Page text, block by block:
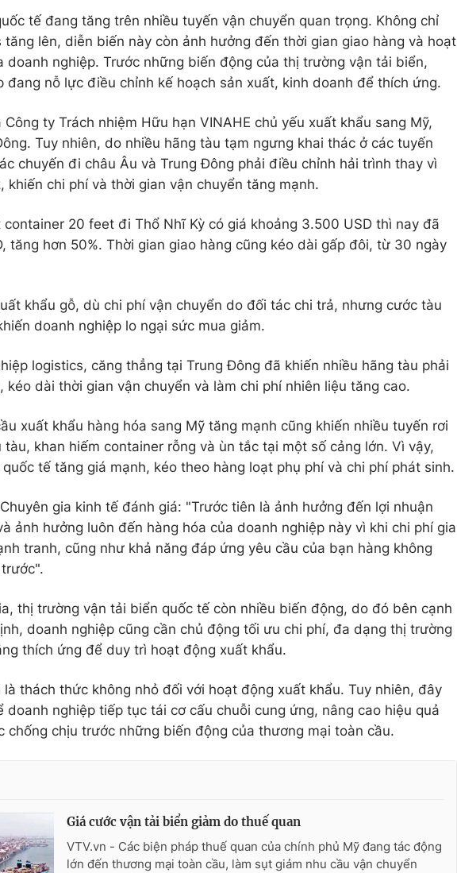
Tư vấn
tế đang tăng trên nhiều tuyến vận chuyển quan trọng. Không chỉ
tăng lên, diễn biến này còn ảnh hưởng đến thời gian giao hàng và hoạt
doanh nghiệp. Trước những biến động của thị trường vận tải biển,
đang nỗ lực điều chỉnh kế hoạch sản xuất, kinh doanh để thích ứng.
ty Trách nhiệm Hữu hạn VINAHE chủ yếu xuất khẩu sang Mỹ,
Tuy nhiên, do nhiều hãng tàu tạm ngưng khai thác ở các tuyến
chuyến đi châu Âu và Trung Đông phải điều chỉnh hải trình thay vì
khiến chi phí và thời gian vận chuyển tăng mạnh.
20 feet đi Thổ Nhĩ Kỳ có giá khoảng 3.500 USD thì nay đã
tăng hơn 50%. Thời gian giao hàng cũng kéo dài gấp đôi, từ 30 ngày
khẩu gỗ, dù chi phí vận chuyển do đối tác chi trả, nhưng cước tàu
doanh nghiệp lo ngại sức mua giảm.
logistics, căng thẳng tại Trung Đông đã khiến nhiều hãng tàu phải
kéo dài thời gian vận chuyển và làm chi phí nhiên liệu tăng cao.
xuất khẩu hàng hóa sang Mỹ tăng mạnh cũng khiến nhiều tuyến rơi
khan hiếm container rỗng và ùn tắc tại một số cảng lớn. Vì vậy,
tế tăng giá mạnh, kéo theo hàng loạt phụ phí và chi phí phát sinh.
gia kinh tế đánh giá: "Trước tiên là ảnh hưởng đến lợi nhuận
ảnh hưởng luôn đến hàng hóa của doanh nghiệp này vì khi chi phí gia
tranh, cũng như khả năng đáp ứng yêu cầu của bạn hàng không
thị trường vận tải biển quốc tế còn nhiều biến động, do đó bên cạnh
doanh nghiệp cũng cần chủ động tối ưu chi phí, đa dạng thị trường
thích ứng để duy trì hoạt động xuất khẩu.
là thách thức không nhỏ đối với hoạt động xuất khẩu. Tuy nhiên, đây
doanh nghiệp tiếp tục tái cơ cấu chuỗi cung ứng, nâng cao hiệu quả
chống chịu trước những biến động của thương mại toàn cầu.
Giá cước vận tải biển giảm do thuế quan
VTV.vn - Các biện pháp thuế quan của chính phủ Mỹ đang tác động
lớn đến thương mại toàn cầu, làm sụt giảm nhu cầu vận chuyển